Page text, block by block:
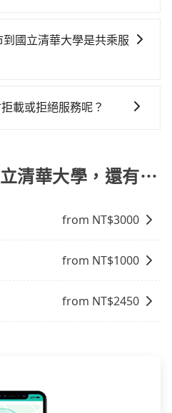
次租車都好像在開樂透一
明已經預約了時間但上一位
隨租隨還看似方便，但實際
適合暫停而改停靠在附近的
或者前一趟車嚴重耽誤，
車或客運到達或離開火車
：乘坐計程車到達或離開火
需與人共乘、快速抵達。
國立清華大學是共乘服
擇。如需專車接送，車內除
載或拒絕服務呢？
確實填寫當日實際攜帶的行
及兒童／嬰幼兒。 2) 孩童
規則規定，四歲以下的孩童
將寵物置入提籠或提袋內。
清華大學，還有⋯
from NT$3000
from NT$1000
from NT$2450